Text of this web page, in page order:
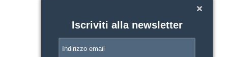
Iscriviti alla newsletter